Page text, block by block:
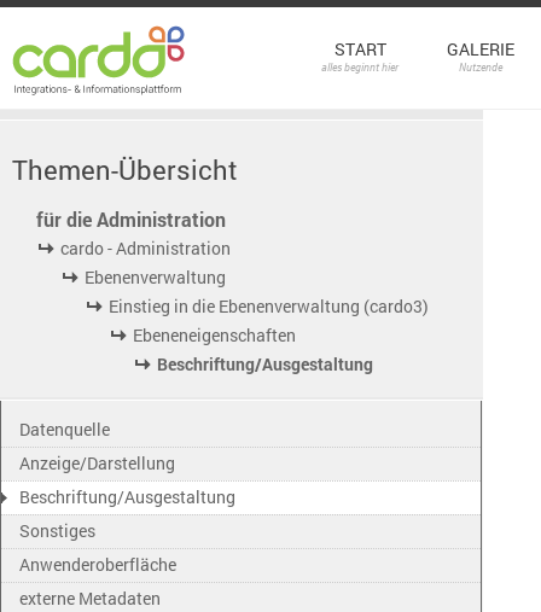
START
alles beginnt hier
GALERIE
Nutzende
Themen-Übersicht
für die Administration
cardo - Administration
Ebenenverwaltung
Einstieg in die Ebenenverwaltung (cardo3)
Ebeneneigenschaften
Beschriftung/Ausgestaltung
Datenquelle
Anzeige/Darstellung
Beschriftung/Ausgestaltung
Sonstiges
Anwenderoberfläche
externe Metadaten